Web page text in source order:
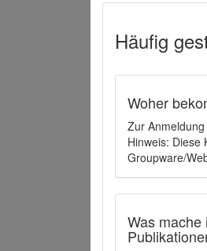
Häufig
Woher
Zur
Hinweis: Diese
Groupware/
Was